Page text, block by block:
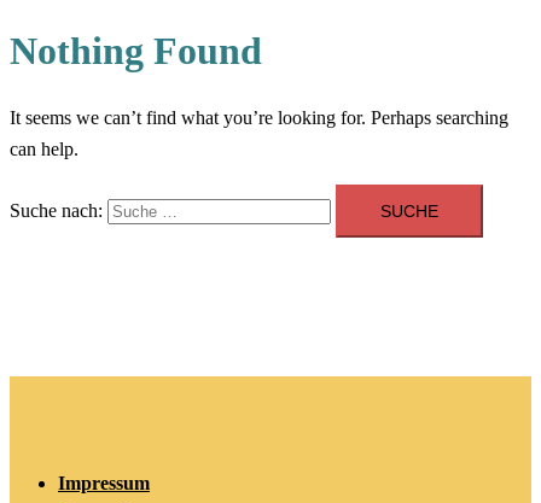
Nothing Found
It seems we can’t find what you’re looking for. Perhaps searching
can help.
Suche nach:
Impressum